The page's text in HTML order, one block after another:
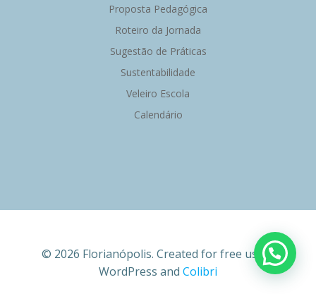
Proposta Pedagógica
Roteiro da Jornada
Sugestão de Práticas
Sustentabilidade
Veleiro Escola
Calendário
© 2026 Florianópolis. Created for free using
WordPress and Colibri
Mais informações?